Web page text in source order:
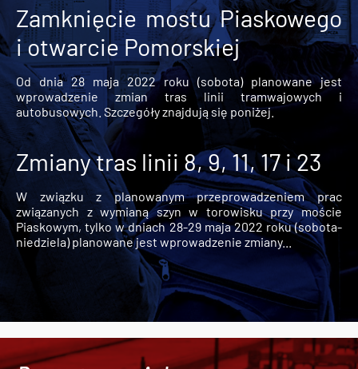
Zamknięcie mostu Piaskowego
i otwarcie Pomorskiej
Od dnia 28 maja 2022 roku (sobota) planowane jest
wprowadzenie zmian tras linii tramwajowych i
autobusowych. Szczegóły znajdują się poniżej.
Zmiany tras linii 8, 9, 11, 17 i 23
W związku z planowanym przeprowadzeniem prac
związanych z wymianą szyn w torowisku przy moście
Piaskowym, tylko w dniach 28-29 maja 2022 roku (sobota-
niedziela) planowane jest wprowadzenie zmiany...